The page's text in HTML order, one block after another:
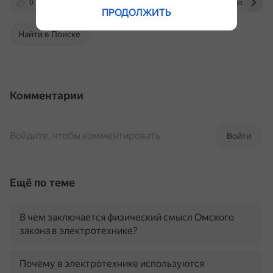
0 otvet.mail.ru
Найти в Поиске
Комментарии
Войти
Войдите, чтобы комментировать
Ещё по теме
В чем заключается физический смысл Омского
закона в электротехнике?
Почему в электротехнике используются
ПРОДОЛЖИТЬ